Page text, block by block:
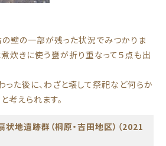
の壁の一部が残った状況でみつかりま
煮炊きに使う甕が折り重なって５点も出
った後に、わざと壊して祭祀など何らか
考えられます。
状地遺跡群（桐原・吉田地区）（2021